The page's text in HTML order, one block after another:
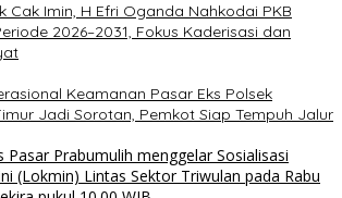
Cak Imin, H Efri Oganda Nahkodai PKB
2026–2031, Fokus Kaderisasi dan
Keamanan Pasar Eks Polsek
Jadi Sorotan, Pemkot Siap Tempuh Jalur